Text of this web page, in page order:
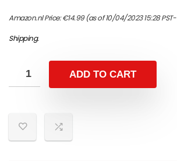
Amazon.nl Price:€14.99(as of 10/04/2023 15:28 PST-
Shipping.
ADD TO CART